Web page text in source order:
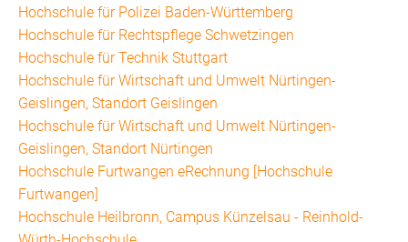
Hochschule für Polizei Baden-Württemberg
Hochschule für Rechtspflege Schwetzingen
Hochschule für Technik Stuttgart
Hochschule für Wirtschaft und Umwelt Nürtingen-
Geislingen, Standort Geislingen
Hochschule für Wirtschaft und Umwelt Nürtingen-
Geislingen, Standort Nürtingen
Hochschule Furtwangen eRechnung [Hochschule
Furtwangen]
Hochschule Heilbronn, Campus Künzelsau - Reinhold-